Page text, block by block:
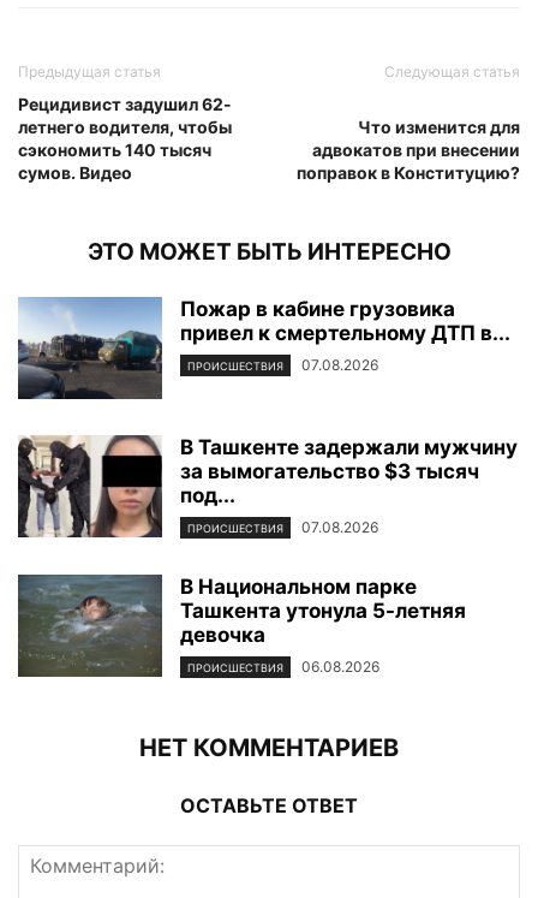
Предыдущая статья
Рецидивист задушил 62-
летнего водителя, чтобы
сэкономить 140 тысяч
сумов. Видео
Следующая статья
Что изменится для
адвокатов при внесении
поправок в Конституцию?
ЭТО МОЖЕТ БЫТЬ ИНТЕРЕСНО
Пожар в кабине грузовика
привел к смертельному ДТП в...
ПРОИСШЕСТВИЯ 07.08.2026
В Ташкенте задержали мужчину
за вымогательство $3 тысяч
под...
ПРОИСШЕСТВИЯ 07.08.2026
В Национальном парке
Ташкента утонула 5-летняя
девочка
ПРОИСШЕСТВИЯ 06.08.2026
НЕТ КОММЕНТАРИЕВ
ОСТАВЬТЕ ОТВЕТ